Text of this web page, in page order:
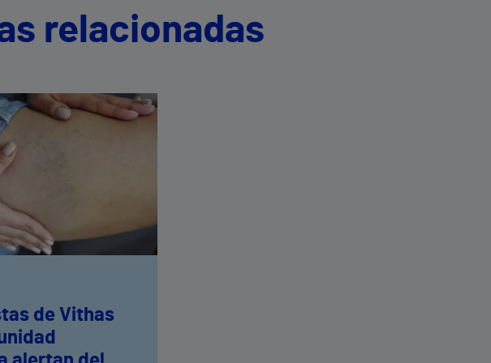
relacionadas
de Vithas